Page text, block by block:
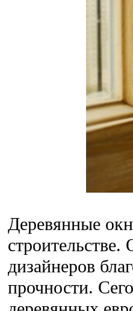
Деревянные
дизайнеров
прочности.